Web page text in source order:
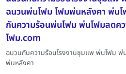
ฉนวนพ่นโฟม โฟมพ่นหลังคา พ่น
กันความร้อนพ่นโฟม พ่นโฟมลดค
โฟม.com
ฉนวนกันความร้อนโรงงานชุมแพ พ่นโฟม
พ่นหลังคา